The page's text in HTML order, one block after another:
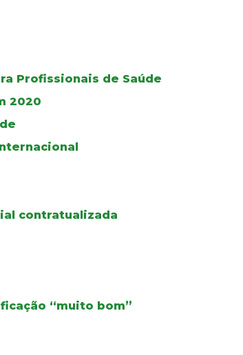
Profissionais de Saúde
2020
contratualizada
“muito bom”